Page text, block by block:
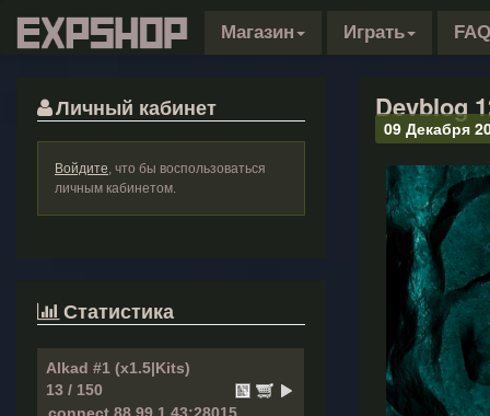
Магазин Играть FAQ
Личный кабинет
Войдите, что бы воспользоваться
личным кабинетом.
Статистика
Alkad #1 (x1.5|Kits)
13 / 150
Devblog
09 Декабря